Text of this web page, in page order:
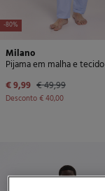
-80%
Milano
Pijama em malha e tecido
€ 9,99 € 49,99
Desconto€ 40,00